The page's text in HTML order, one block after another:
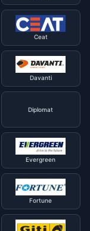
Ceat
Davanti
Diplomat
Evergreen
Fortune